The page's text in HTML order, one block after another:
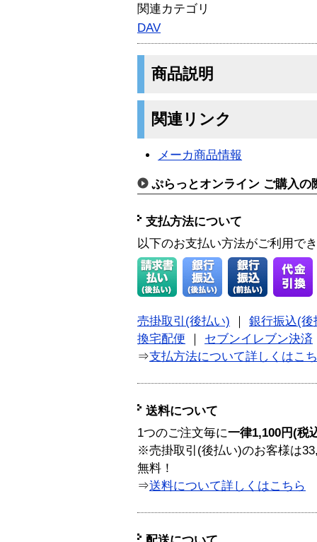
関連カテゴリ
DAV
商品説明
関連リンク
メーカ商品情報
ぷらっとオンライン ご購入の
支払方法について
以下のお支払い方法がご利用で
売掛取引(後払い)
銀行振込(後
換宅配便
セブンイレブン決済
⇒支払方法について詳しくはこ
送料について
1つのご注文毎に一律1,100円(税
※売掛取引(後払い)のお客様は
無料！
⇒送料について詳しくはこちら